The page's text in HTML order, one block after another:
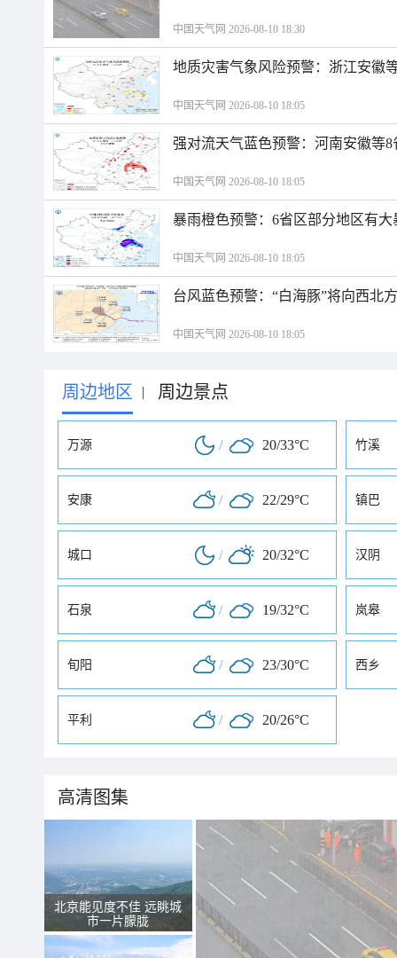
中国天气网 2026-08-10 18:30
地质灾害气象风险预警：浙江安徽
中国天气网 2026-08-10 18:05
强对流天气蓝色预警：河南安徽等
中国天气网 2026-08-10 18:05
暴雨橙色预警：6省区部分地区有
中国天气网 2026-08-10 18:05
台风蓝色预警：“白海豚”将向西北
中国天气网 2026-08-10 18:05
周边地区 | 周边景点
万源 / 20/33°C 竹溪
安康 / 22/29°C 镇巴
城口 / 20/32°C 汉阴
石泉 / 19/32°C 岚皋
旬阳 / 23/30°C 西乡
平利 / 20/26°C
高清图集
北京能见度不佳 远眺城
市一片朦胧